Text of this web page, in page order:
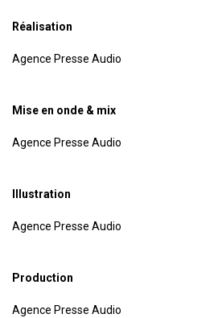
Réalisation
Agence Presse Audio
Mise en onde & mix
Agence Presse Audio
Illustration
Agence Presse Audio
Production
Agence Presse Audio